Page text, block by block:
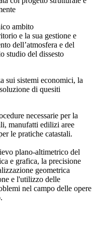
ambito
e la sua gestione e
dell’atmosfera e del
studio del dissesto
sui sistemi economici, la
di quesiti
necessarie per la
manufatti edilizi aree
le pratiche catastali.
plano-altimetrico del
e grafica, la precisione
geometrica
e l'utilizzo delle
nel campo delle opere